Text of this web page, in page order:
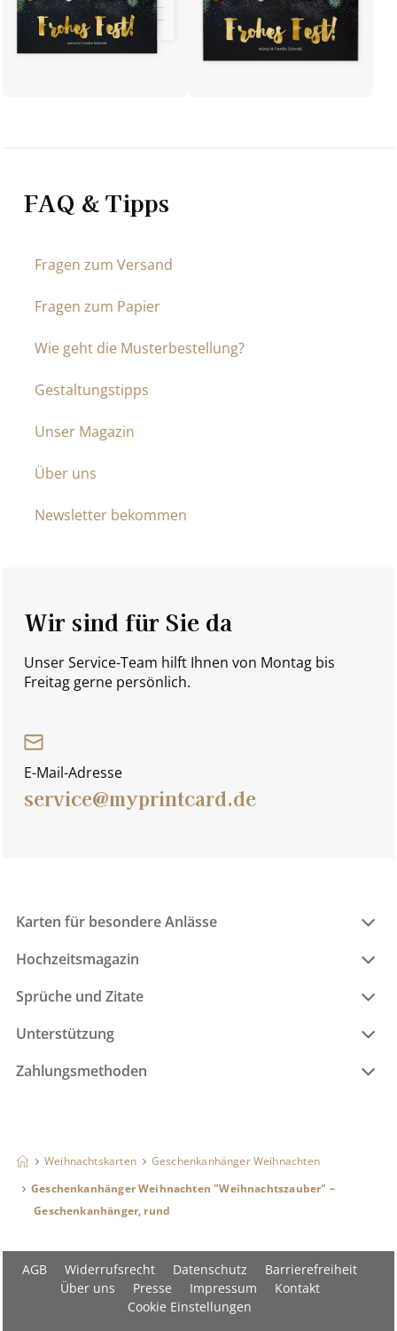
FAQ & Tipps
Fragen zum Versand
Fragen zum Papier
Wie geht die Musterbestellung?
Gestaltungstipps
Unser Magazin
Über uns
Newsletter bekommen
Wir sind für Sie da
Unser Service-Team hilft Ihnen von Montag bis
Freitag gerne persönlich.
E-Mail-Adresse
service@myprintcard.de
Karten für besondere Anlässe
Hochzeitsmagazin
Sprüche und Zitate
Unterstützung
Zahlungsmethoden
Weihnachtskarten
Geschenkanhänger Weihnachten
Geschenkanhänger Weihnachten "Weihnachtszauber" –
Geschenkanhänger, rund
AGB Widerrufsrecht Datenschutz
Barrierefreiheit
Über uns
Presse Impressum
Kontakt
Cookie Einstellungen